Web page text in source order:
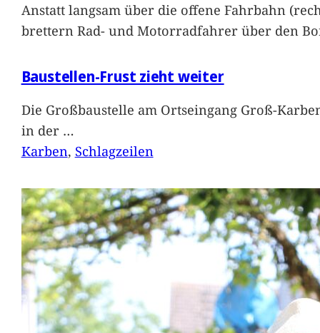
Anstatt langsam über die offene Fahrbahn
brettern Rad- und Motorradfahrer über den
Baustellen-Frust zieht weiter
Die Großbaustelle am Ortseingang Groß-
in der …
Karben, Schlagzeilen